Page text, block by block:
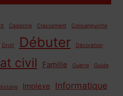
Cadastre Classement Consanguinité
Droit Débuter Décoration
civil Famille Guerre Guide
Implexe Informatique